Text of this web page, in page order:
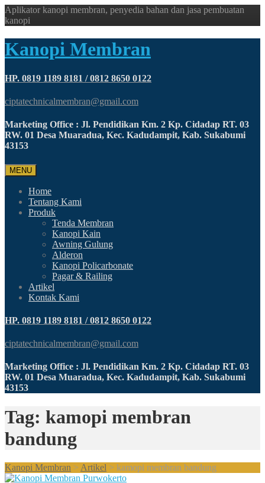
Aplikator kanopi membran, penyedia bahan dan jasa pembuatan
kanopi
Kanopi Membran
HP. 0819 1189 8181 / 0812 8650 0122
ciptatechnicalmembran@gmail.com
Marketing Office : Jl. Pendidikan Km. 2 Kp. Cidadap RT. 03
RW. 01 Desa Muaradua, Kec. Kadudampit, Kab. Sukabumi
43153
MENU
Home
Tentang Kami
Produk
Tenda Membran
Kanopi Kain
Awning Gulung
Alderon
Kanopi Policarbonate
Pagar & Railing
Artikel
Kontak Kami
HP. 0819 1189 8181 / 0812 8650 0122
ciptatechnicalmembran@gmail.com
Marketing Office : Jl. Pendidikan Km. 2 Kp. Cidadap RT. 03
RW. 01 Desa Muaradua, Kec. Kadudampit, Kab. Sukabumi
43153
Tag: kamopi membran
bandung
Kanopi Membran > Artikel > kamopi membran bandung